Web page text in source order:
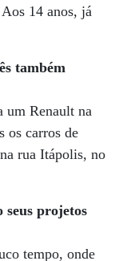
14 anos, já
também
Renault na
os carros de
rua Itápolis, no
seus projetos
tempo, onde